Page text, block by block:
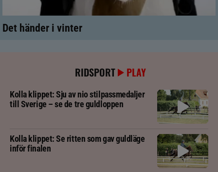
Det händer i vinter
RIDSPORT PLAY
Kolla klippet: Sju av nio stilpassmedaljer
till Sverige – se de tre guldloppen
Kolla klippet: Se ritten som gav guldläge
inför finalen